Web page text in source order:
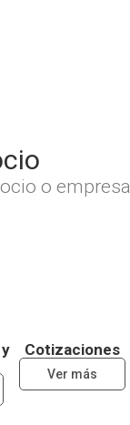
o empresa
Cotizaciones
Ver más